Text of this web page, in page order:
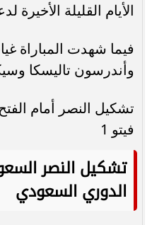
الأيام القليلة
فيما شهدت المباراة
وأندرسون تاليسكا
تشكيل النصر أمام
فيتو 1
تشكيل النصر
الدوري السعودي